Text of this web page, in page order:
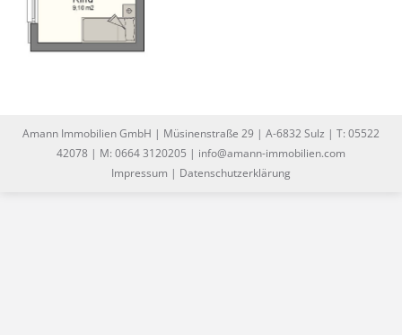
Amann Immobilien GmbH | Müsinenstraße 29 | A-6832 Sulz | T: 05522
42078 | M: 0664 3120205 | info@amann-immobilien.com
Impressum | Datenschutzerklärung